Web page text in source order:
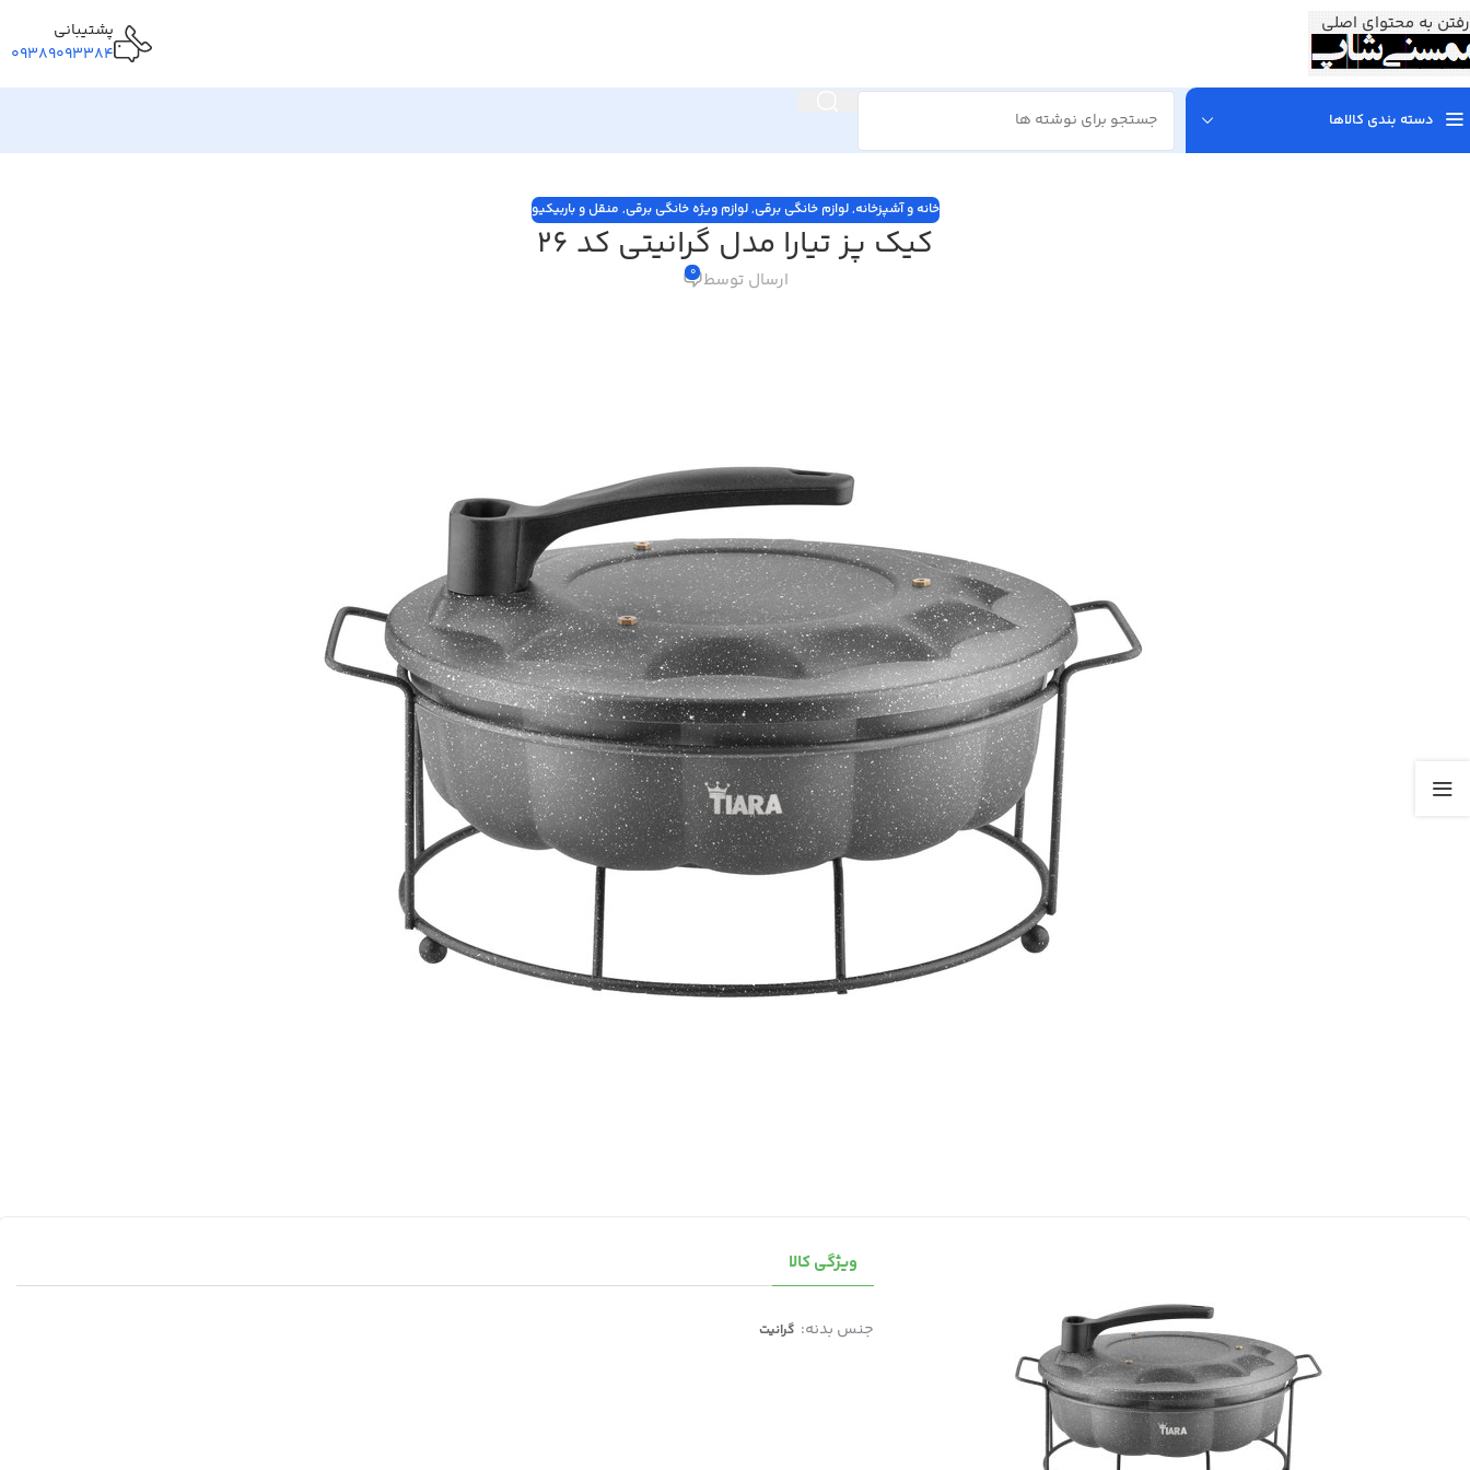
رفتن به محتوای اصلی
پشتیبانی
09389093384
دسته بندی کالاها
خانه و آشپزخانه,لوازم خانگی برقی,لوازم ویژه خانگی برقی, منقل و باربیکیو
کیک پز تیارا مدل گرانیتی کد 26
ارسال توسط 0
ویژگی کالا
جنس بدنه: گرانیت